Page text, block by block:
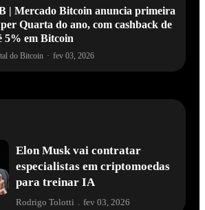
| Mercado Bitcoin anuncia primeira
Quarta do ano, com cashback de
5% em Bitcoin
do Bitcoin · fev 03, 2026
Elon Musk vai contratar
especialistas em criptomoedas
para treinar IA
Rodrigo Tolotti fev 03, 2026